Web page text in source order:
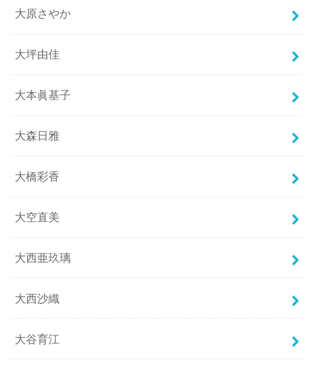
大原さやか
大坪由佳
大本眞基子
大森日雅
大橋彩香
大空直美
大西亜玖璃
大西沙織
大谷育江